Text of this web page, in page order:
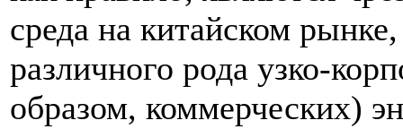
среда на китайском
различного рода узко-
образом, коммерческих)